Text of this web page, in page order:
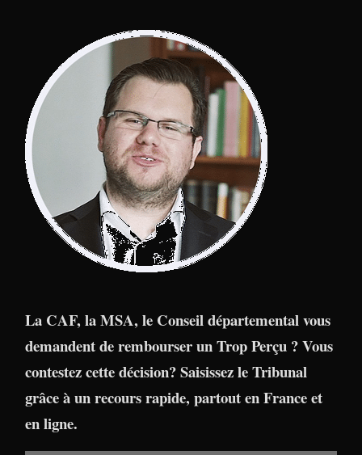
La CAF, la MSA, le Conseil départemental vous
demandent de rembourser un Trop Perçu ? Vous
contestez cette décision? Saisissez le Tribunal
grâce à un recours rapide, partout en France et
en ligne.